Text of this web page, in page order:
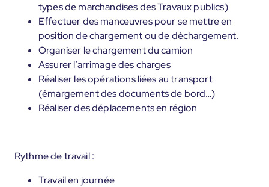
types de marchandises des Travaux publics)
Effectuer des manœuvres pour se mettre en
position de chargement ou de déchargement.
Organiser le chargement du camion
Assurer l’arrimage des charges
Réaliser les opérations liées au transport
(émargement des documents de bord…)
Réaliser des déplacements en région
Rythme de travail :
Travail en journée